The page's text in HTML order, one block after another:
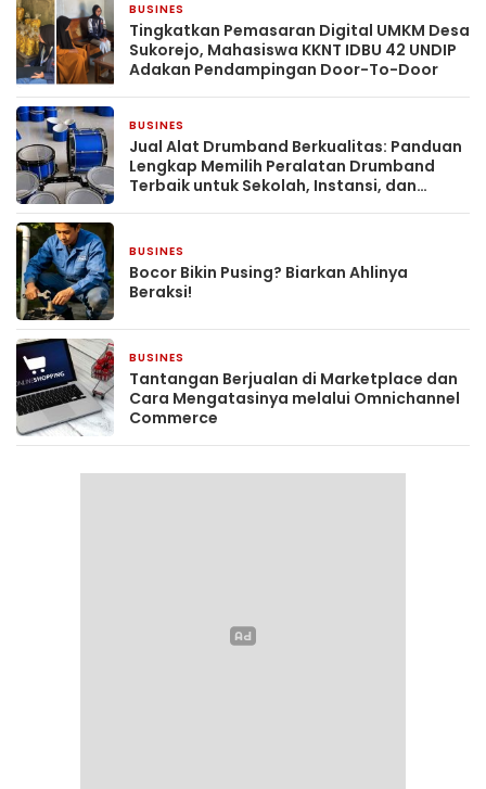
BUSINES
Tingkatkan Pemasaran Digital UMKM Desa
Sukorejo, Mahasiswa KKNT IDBU 42 UNDIP
Adakan Pendampingan Door-To-Door
BUSINES
Jual Alat Drumband Berkualitas: Panduan
Lengkap Memilih Peralatan Drumband
Terbaik untuk Sekolah, Instansi, dan
BUSINES
Bocor Bikin Pusing? Biarkan Ahlinya
Beraksi!
BUSINES
Tantangan Berjualan di Marketplace dan
Cara Mengatasinya melalui Omnichannel
Commerce